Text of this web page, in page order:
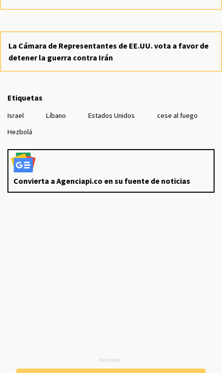
La Cámara de Representantes de EE.UU. vota a favor de
detener la guerra contra Irán
Etiquetas
Israel Líbano Estados Unidos
cese al fuego
Hezbolá
Convierta a Agenciapi.co en su fuente de noticias
Publicidad